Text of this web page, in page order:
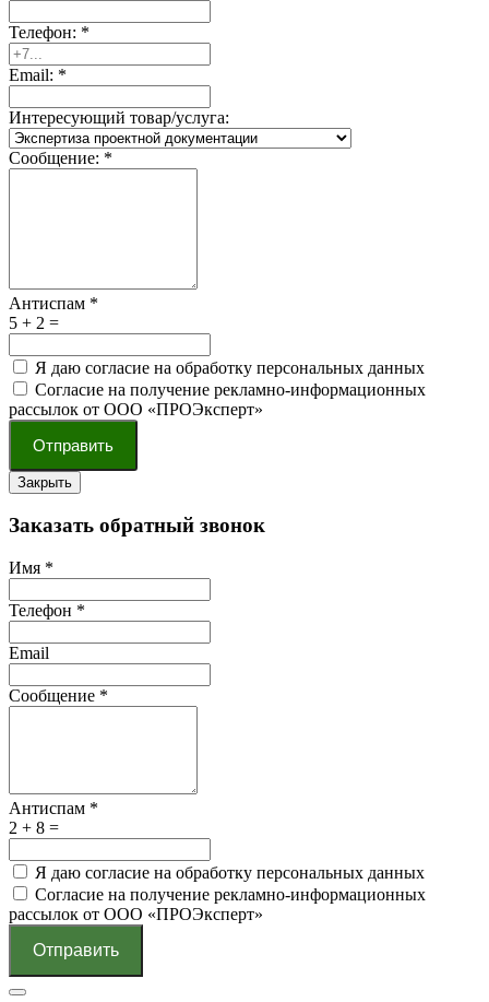
Телефон: *
Email: *
Интересующий товар/услуга:
Сообщение: *
Антиспам *
5 + 2 =
Я даю согласие на обработку персональных данных
Согласие на получение рекламно-информационных
рассылок от ООО «ПРОЭксперт»
Отправить
Закрыть
Заказать обратный звонок
Имя *
Телефон *
Email
Сообщение *
Антиспам *
2 + 8 =
Я даю согласие на обработку персональных данных
Согласие на получение рекламно-информационных
рассылок от ООО «ПРОЭксперт»
Отправить